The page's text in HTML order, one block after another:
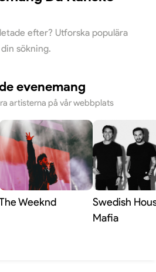
efter? Utforska populära
sökning.
evenemang
artisterna på vår webbplats
Weeknd
Swedish
Mafia